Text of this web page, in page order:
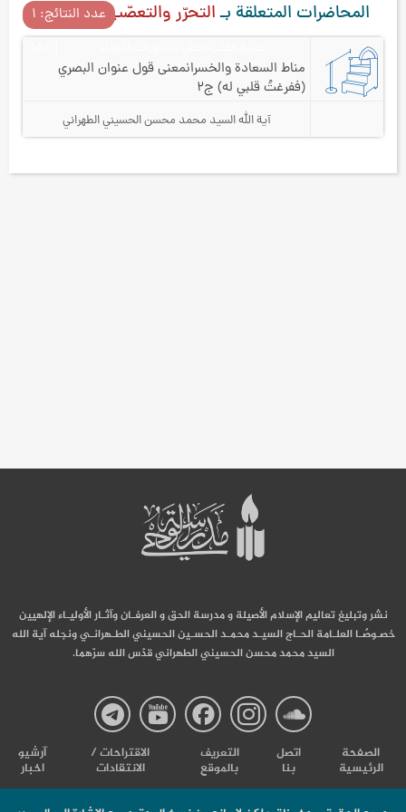
المحاضرات المتعلقة بـالتحرّر والتعصّب عدد النتائج: ۱
مناط السعادة والخسرانمعنى قول عنوان البصري
(ففرغتُ قلبي له) ج۲
آية الله السيد محمد محسن الحسيني الطهراني
نشر وتبليغ تعاليم الإسلام الأصيلة و مدرسة الحق و العرفـان وآثـار الأوليـاء الإلهيين
خصـوصًـا العلـامة الحـاج السيـد محمـد الحسـين الحسيني الطـهرانـي ونجله آية الله
السيد محمد محسن الحسيني الطهراني قدّس الله سرّهما.
صفحة
صفحة
صفحة
صفحة
الصفحة
الرئيسية
اتصل
بنا
التعریف
بالموقع
الاقتراحات /
الانتقادات
آرشیو
اخبار